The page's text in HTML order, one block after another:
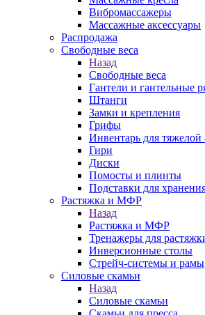
Вибромассажеры
Массажные аксессуары
Распродажа
Свободные веса
Назад
Свободные веса
Гантели и гантельные
Штанги
Замки и крепления
Грифы
Инвентарь для тяжелой
Гири
Диски
Помосты и плинты
Подставки для
Растяжка и МФР
Назад
Растяжка и МФР
Тренажеры для
Инверсионные столы
Стрейч-системы и рамы
Силовые скамьи
Назад
Силовые скамьи